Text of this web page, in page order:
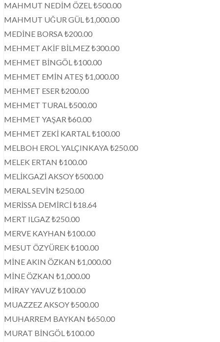
MAHMUT NEDİM ÖZEL ₺500.00
MAHMUT UĞUR GÜL ₺1,000.00
MEDİNE BORSA ₺200.00
MEHMET AKİF BİLMEZ ₺300.00
MEHMET BİNGÖL ₺100.00
MEHMET EMİN ATEŞ ₺1,000.00
MEHMET ESER ₺200.00
MEHMET TURAL ₺500.00
MEHMET YAŞAR ₺60.00
MEHMET ZEKİ KARTAL ₺100.00
MELBOH EROL YALÇINKAYA ₺250.00
MELEK ERTAN ₺100.00
MELİKGAZİ AKSOY ₺500.00
MERAL SEVİN ₺250.00
MERİSSA DEMİRCİ ₺18.64
MERT ILGAZ ₺250.00
MERVE KAYHAN ₺100.00
MESUT ÖZYÜREK ₺100.00
MİNE AKIN ÖZKAN ₺1,000.00
MİNE ÖZKAN ₺1,000.00
MİRAY YAVUZ ₺100.00
MUAZZEZ AKSOY ₺500.00
MUHARREM BAYKAN ₺650.00
MURAT BİNGÖL ₺100.00